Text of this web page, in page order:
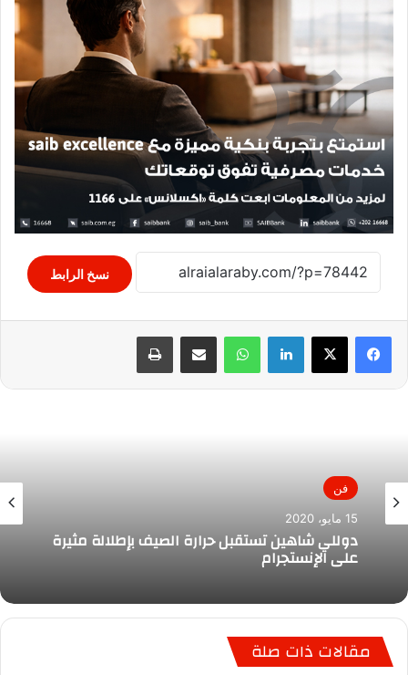
نسخ الرابط
لينكدإن واتساب مشاركة عبر البريد طباعة
فن
15 مايو، 2020
دوللي شاهين تستقبل حرارة الصيف بإطلالة مثيرة
على الإنستجرام
مقالات ذات صلة